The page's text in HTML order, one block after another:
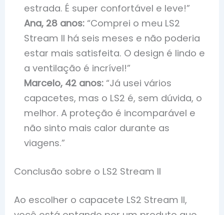
estrada. É super confortável e leve!”
Ana, 28 anos: “Comprei o meu LS2
Stream II há seis meses e não poderia
estar mais satisfeita. O design é lindo e
a ventilação é incrível!”
Marcelo, 42 anos: “Já usei vários
capacetes, mas o LS2 é, sem dúvida, o
melhor. A proteção é incomparável e
não sinto mais calor durante as
viagens.”
Conclusão sobre o LS2 Stream II
Ao escolher o capacete LS2 Stream II,